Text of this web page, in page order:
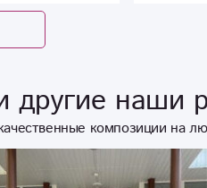
другие наши
композиции на